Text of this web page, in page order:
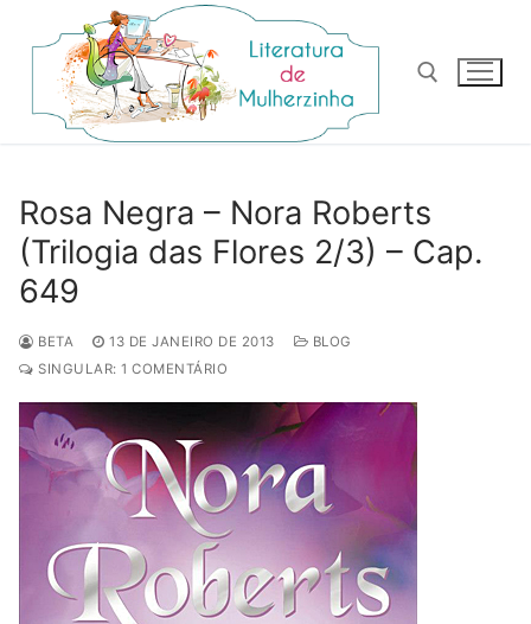
para
conteúdo
Rosa Negra – Nora Roberts
(Trilogia das Flores 2/3) – Cap.
649
BETA 13 DE JANEIRO DE 2013
BLOG
SINGULAR: 1 COMENTÁRIO